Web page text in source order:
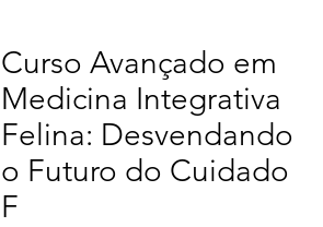
Curso Avançado em
Medicina Integrativa
Felina: Desvendando
o Futuro do Cuidado
F